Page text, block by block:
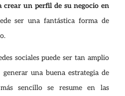
crear un perfil de su negocio en
ser una fantástica forma de
sociales puede ser tan amplio
generar una buena estrategia de
sencillo se resume en las